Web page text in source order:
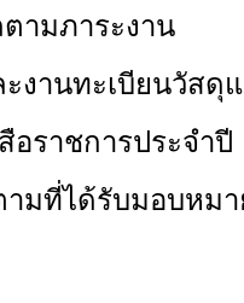
ามภาระงาน
ะงานทะเบียนวัส
ราชการประจำปี
มที่ได้รับมอบหม